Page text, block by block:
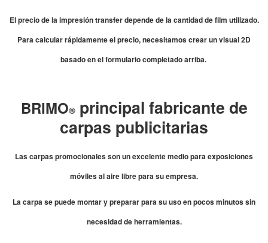
El precio de la impresión transfer depende de la cantidad de film utilizado.
Para calcular rápidamente el precio, necesitamos crear un visual 2D
basado en el formulario completado arriba.
BRIMO®principal fabricante de
carpas publicitarias
Las carpas promocionales son un excelente medio para exposiciones
móviles al aire libre para su empresa.
La carpa se puede montar y preparar para su uso en pocos minutos sin
necesidad de herramientas.